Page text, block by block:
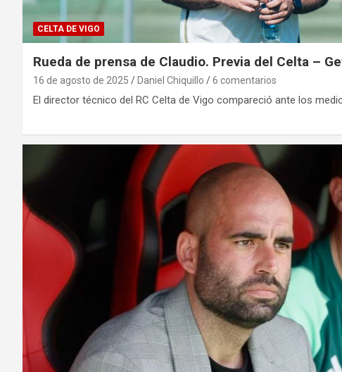
CELTA DE VIGO
Rueda de prensa de Claudio. Previa del Celta –
16 de agosto de 2025 Daniel Chiquillo 6 comentarios
El director técnico del RC Celta de Vigo compareció ante los